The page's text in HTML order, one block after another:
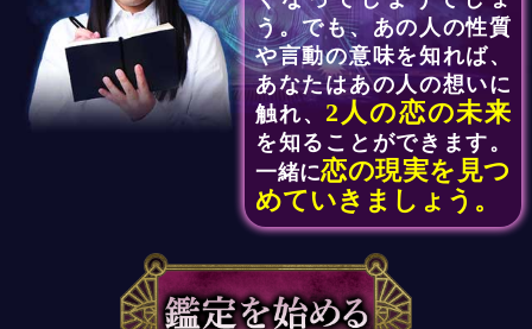
う。でも、あの人の性質
や言動の意味を知れば、
あなたはあの人の想いに
触れ、 2人の恋の未来
を知ることができます。
一緒に恋の現実を見つ
めていきましょう。